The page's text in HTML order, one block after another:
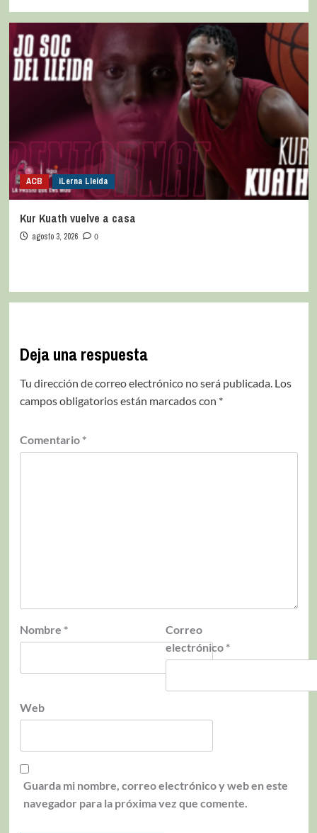
ACB iLerna Lleida
Kur Kuath vuelve a casa
agosto 3, 2026 0
Deja una respuesta
Tu dirección de correo electrónico no será publicada. Los
campos obligatorios están marcados con *
Comentario *
Nombre *
Correo
electrónico *
Web
Guarda mi nombre, correo electrónico y web en este
navegador para la próxima vez que comente.